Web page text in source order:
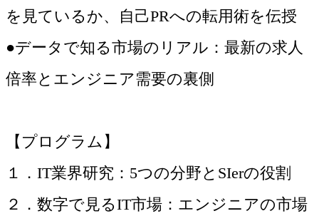
を見ているか、自己PRへの転用術を伝授
●データで知る市場のリアル：最新の求人
倍率とエンジニア需要の裏側
【プログラム】
１．IT業界研究：5つの分野とSIerの役割
２．数字で見るIT市場：エンジニアの市場